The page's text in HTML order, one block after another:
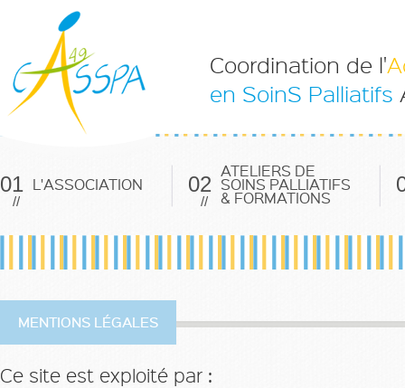
Coordination de l'
en SoinS Palliatifs
01
//
L'ASSOCIATION 02
//
ATELIERS DE
SOINS PALLIATIFS
& FORMATIONS
MENTIONS LÉGALES
Ce site est exploité par :